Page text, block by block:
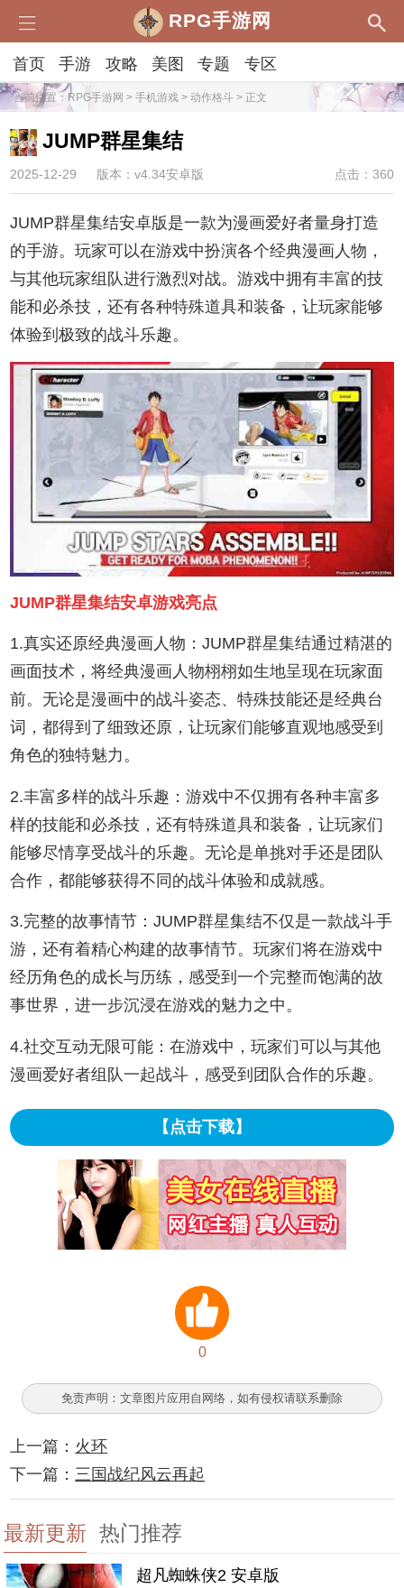
RPG手游网
首页 手游 攻略 美图 专题 专区
当前位置：RPG手游网 > 手机游戏 > 动作格斗 > 正文
JUMP群星集结
2025-12-29 版本：v4.34安卓版 点击：360
JUMP群星集结安卓版是一款为漫画爱好者量身打造
的手游。玩家可以在游戏中扮演各个经典漫画人物，
与其他玩家组队进行激烈对战。游戏中拥有丰富的技
能和必杀技，还有各种特殊道具和装备，让玩家能够
体验到极致的战斗乐趣。
JUMP群星集结安卓游戏亮点
1.真实还原经典漫画人物：JUMP群星集结通过精湛的
画面技术，将经典漫画人物栩栩如生地呈现在玩家面
前。无论是漫画中的战斗姿态、特殊技能还是经典台
词，都得到了细致还原，让玩家们能够直观地感受到
角色的独特魅力。
2.丰富多样的战斗乐趣：游戏中不仅拥有各种丰富多
样的技能和必杀技，还有特殊道具和装备，让玩家们
能够尽情享受战斗的乐趣。无论是单挑对手还是团队
合作，都能够获得不同的战斗体验和成就感。
3.完整的故事情节：JUMP群星集结不仅是一款战斗手
游，还有着精心构建的故事情节。玩家们将在游戏中
经历角色的成长与历练，感受到一个完整而饱满的故
事世界，进一步沉浸在游戏的魅力之中。
4.社交互动无限可能：在游戏中，玩家们可以与其他
漫画爱好者组队一起战斗，感受到团队合作的乐趣。
【点击下载】
0
免责声明：文章图片应用自网络，如有侵权请联系删除
上一篇： 火环
下一篇： 三国战纪风云再起
最新更新 热门推荐
超凡蜘蛛侠2 安卓版